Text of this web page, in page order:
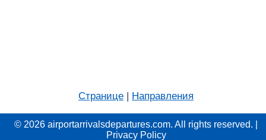
Странице | Направления
© 2026 airportarrivalsdepartures.com. All rights reserved. |
Privacy Policy